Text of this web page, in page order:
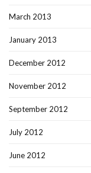
March 2013
January 2013
December 2012
November 2012
September 2012
July 2012
June 2012